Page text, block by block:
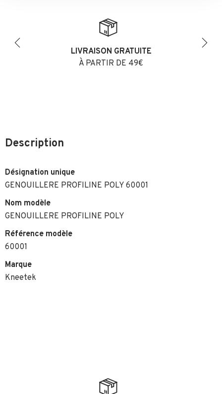
LIVRAISON GRATUITE
À PARTIR DE 49€
Description
Désignation unique
GENOUILLERE PROFILINE POLY 60001
Nom modèle
GENOUILLERE PROFILINE POLY
Référence modèle
60001
Marque
Kneetek